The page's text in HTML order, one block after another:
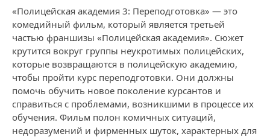
«Полицейская академия 3: Переподготовка» — это
комедийный фильм, который является третьей
частью франшизы «Полицейская академия». Сюжет
крутится вокруг группы неукротимых полицейских,
которые возвращаются в полицейскую академию,
чтобы пройти курс переподготовки. Они должны
помочь обучить новое поколение курсантов и
справиться с проблемами, возникшими в процессе их
обучения. Фильм полон комичных ситуаций,
недоразумений и фирменных шуток, характерных для